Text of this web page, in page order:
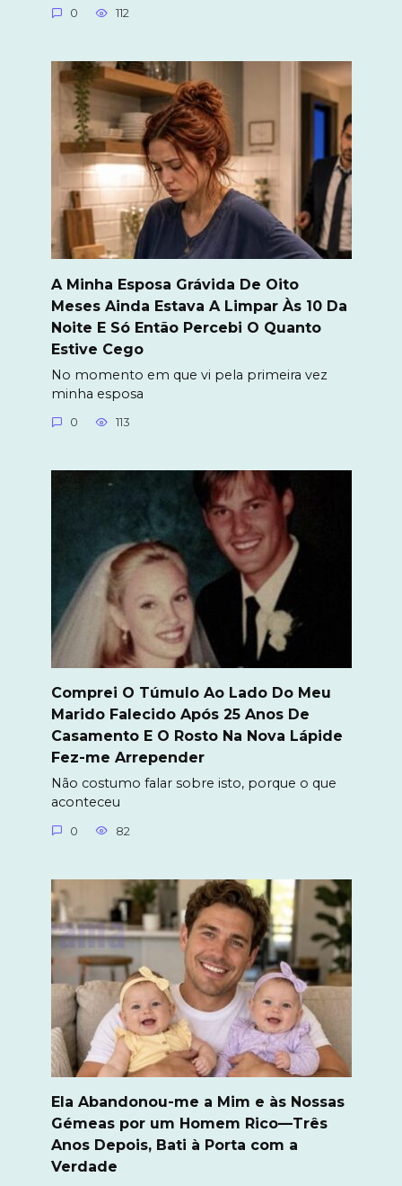
0 112
A Minha Esposa Grávida De Oito
Meses Ainda Estava A Limpar Às 10 Da
Noite E Só Então Percebi O Quanto
Estive Cego
No momento em que vi pela primeira vez
minha esposa
0 113
Comprei O Túmulo Ao Lado Do Meu
Marido Falecido Após 25 Anos De
Casamento E O Rosto Na Nova Lápide
Fez-me Arrepender
Não costumo falar sobre isto, porque o que
aconteceu
0 82
Ela Abandonou-me a Mim e às Nossas
Gémeas por um Homem Rico—Três
Anos Depois, Bati à Porta com a
Verdade